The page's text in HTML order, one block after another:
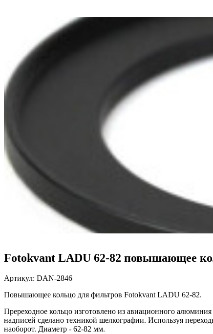
Fotokvant LADU 62-82 повышающее
Артикул: DAN-2846
Повышающее кольцо для фильтров Fotokvant LADU 62-82.
Пререходное кольцо изготовлено из авиационного
надписей сделано техникой шелкографии. Используя
наоборот. Диаметр - 62-82 мм.